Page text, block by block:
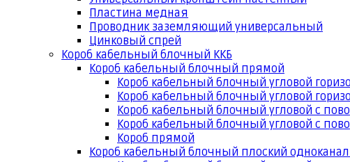
Пластина медная
Проводник заземляющий универсальный
Цинковый спрей
Короб кабельный блочный ККБ
Короб кабельный блочный прямой
Короб кабельный блочный угловой
Короб кабельный блочный угловой
Короб кабельный блочный угловой с
Короб кабельный блочный угловой с
Короб прямой
Короб кабельный блочный плоский